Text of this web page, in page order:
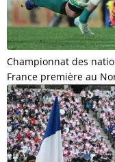
Championnat des
France première au